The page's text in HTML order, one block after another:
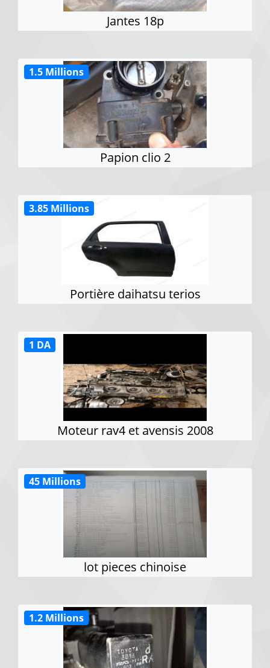
Jantes 18p
Papion clio 2
1.5 Millions
Portière daihatsu terios
3.85 Millions
Moteur rav4 et avensis 2008
1 DA
lot pieces chinoise
45 Millions
1.2 Millions